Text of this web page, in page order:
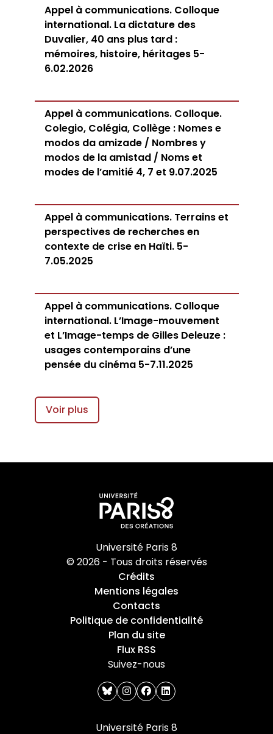
Appel à communications. Colloque
international. La dictature des
Duvalier, 40 ans plus tard :
mémoires, histoire, héritages 5-
6.02.2026
Appel à communications. Colloque.
Colegio, Colégia, Collège : Nomes e
modos da amizade / Nombres y
modos de la amistad / Noms et
modes de l’amitié 4, 7 et 9.07.2025
Appel à communications. Terrains et
perspectives de recherches en
contexte de crise en Haïti. 5-
7.05.2025
Appel à communications. Colloque
international. L’Image-mouvement
et L’Image-temps de Gilles Deleuze :
usages contemporains d’une
pensée du cinéma 5-7.11.2025
Voir plus
Université Paris 8
© 2026 - Tous droits réservés
Crédits
Mentions légales
Contacts
Politique de confidentialité
Plan du site
Flux RSS
Suivez-nous
blueskyinstagram
facebook
linkedin
Université Paris 8